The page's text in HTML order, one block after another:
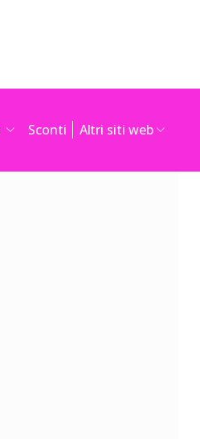
Sconti Altri siti web